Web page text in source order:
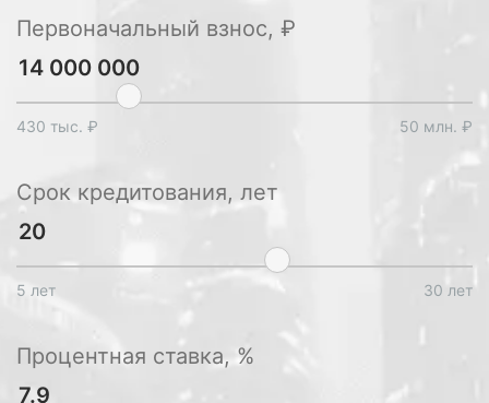
Первоначальный взнос, ₽
430 тыс. ₽ 50 млн. ₽
Срок кредитования, лет
5 лет 30 лет
Процентная ставка, %